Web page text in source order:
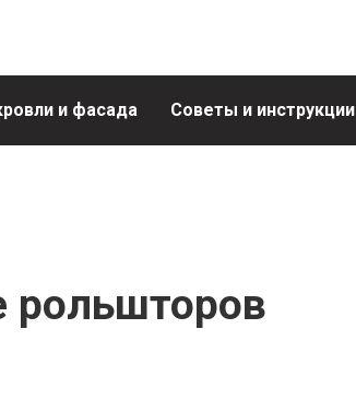
и фасада Советы и инструкции
рольшторов